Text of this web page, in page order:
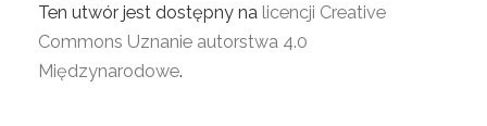
Ten utwór jest dostępny na licencji Creative
Commons Uznanie autorstwa 4.0
Międzynarodowe.